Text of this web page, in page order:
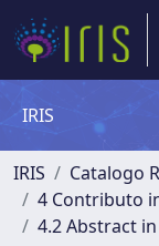
IRIS
IRIS
Catalogo
4 Contributo
4.2 Abstract